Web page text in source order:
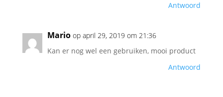
Antwoord
Mario op april 29, 2019 om 21:36
Kan er nog wel een gebruiken, mooi product
Antwoord